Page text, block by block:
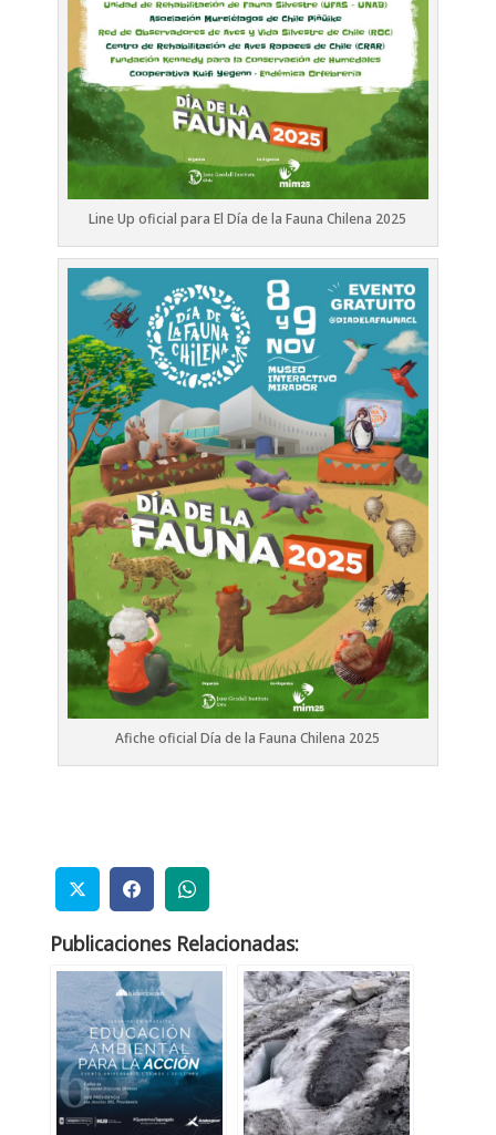
Line Up oficial para El Día de la Fauna Chilena 2025
Afiche oficial Día de la Fauna Chilena 2025
Publicaciones Relacionadas: